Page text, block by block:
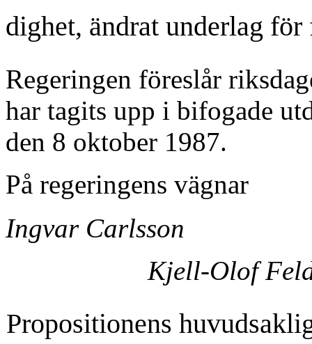
dighet, ändrat underlag
Regeringen föreslår
har tagits upp i bifogade
den 8 oktober 1987.
På regeringens vägnar
Ingvar Carlsson
Kjell-Olof
Propositionens